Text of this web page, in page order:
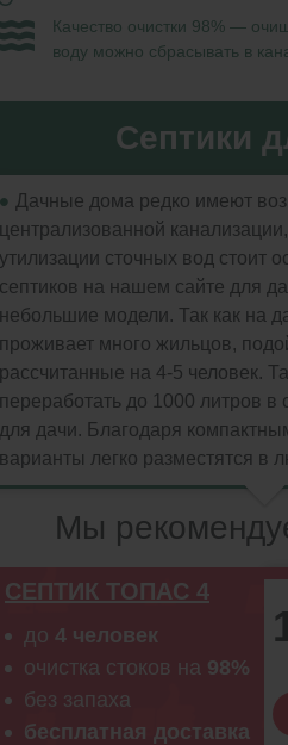
Качество очистки 98% —
воду можно сбрасывать в
Септики
Дачные дома редко имеют
централизованной
утилизации сточных вод стоит
септиков на нашем сайте для
небольшие модели. Так как на
проживает много жильцов,
рассчитанные на 4-5 человек.
переработать до 1000 литров в
для дачи. Благодаря
варианты легко разместятся в
Мы
СЕПТИК ТОПАС 4
до 4 человек
очистка стоков на 98%
без запаха
бесплатная доставка